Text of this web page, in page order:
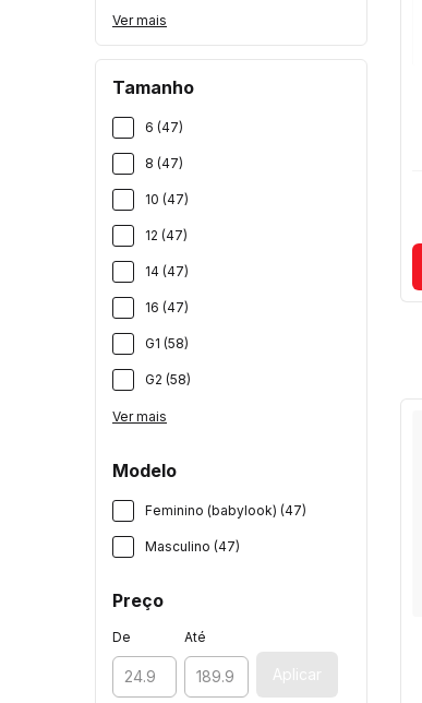
Ver mais
Tamanho
6 (47)
8 (47)
10 (47)
12 (47)
14 (47)
16 (47)
G1 (58)
G2 (58)
Ver mais
Modelo
Feminino (babylook) (47)
Masculino (47)
Preço
De Até
Aplicar